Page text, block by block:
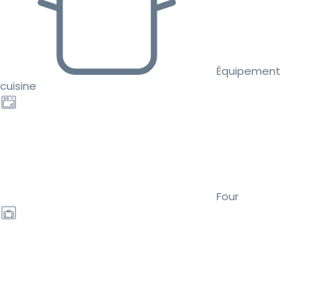
Équipement
cuisine
Four